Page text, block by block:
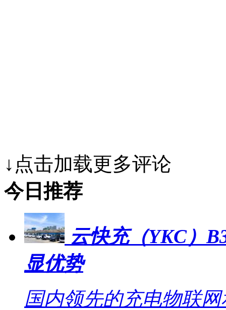
↓点击加载更多评论
今日推荐
云快充（YKC）
显优势
国内领先的充电物联